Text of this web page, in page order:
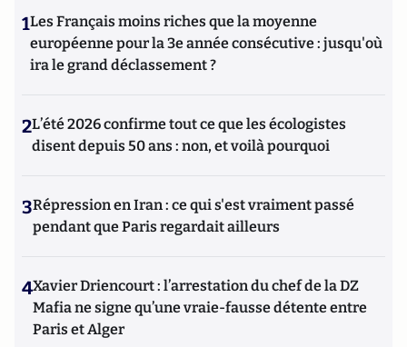
1Les Français moins riches que la moyenne
européenne pour la 3e année consécutive : jusqu'où
ira le grand déclassement ?
2L’été 2026 confirme tout ce que les écologistes
disent depuis 50 ans : non, et voilà pourquoi
3Répression en Iran : ce qui s'est vraiment passé
pendant que Paris regardait ailleurs
4Xavier Driencourt : l’arrestation du chef de la DZ
Mafia ne signe qu’une vraie-fausse détente entre
Paris et Alger